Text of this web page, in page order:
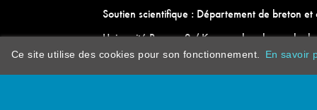
Soutien scientifique : Département de breton et
Université Rennes 2 / Kevrenn brezhoneg ha
Ce site utilise des cookies pour son fonctionnement. En savoir